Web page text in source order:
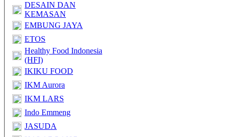
DESAIN DAN
KEMASAN
EMBUNG JAYA
ETOS
Healthy Food Indonesia
(HFI)
IKIKU FOOD
IKM Aurora
IKM LARS
Indo Emmeng
JASUDA